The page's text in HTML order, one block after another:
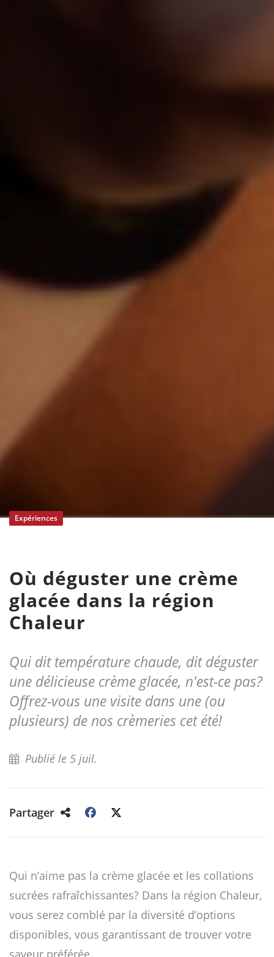
Expériences
Où déguster une crème
glacée dans la région
Chaleur
Qui dit température chaude, dit déguster
une délicieuse crème glacée, n'est-ce pas?
Offrez-vous une visite dans une (ou
plusieurs) de nos crèmeries cet été!
Publié le 5 juil.
Partager
Qui n’aime pas la crème glacée et les collations
sucrées rafraîchissantes? Dans la région Chaleur,
vous serez comblé par la diversité d’options
disponibles, vous garantissant de trouver votre
saveur préférée.